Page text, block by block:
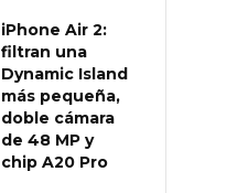
iPhone Air 2:
filtran una
Dynamic Island
más pequeña,
doble cámara
de 48 MP y
chip A20 Pro